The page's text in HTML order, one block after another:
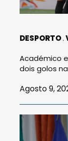
DESPORTO
Académico
dois golos na
Agosto 9,